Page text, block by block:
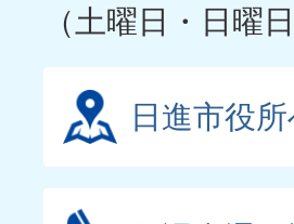
（土曜日・日曜
日進市役